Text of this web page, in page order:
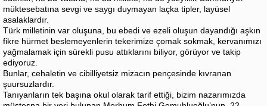
müktesebatına sevgi ve saygı duymayan laçka tipler, layüsel
asalaklardır.
Türk milletinin var oluşuna, bu ebedi ve ezeli oluşun dayandığı aşkın
fikre hürmet beslemeyenlerin tekerimize çomak sokmak, kervanımızı
yağmalamak için sürekli pusu attıklarını biliyor, görüyor ve takip
ediyoruz.
Bunlar, cehaletin ve cibilliyetsiz mizacın pençesinde kıvranan
şuursuzlardır.
Tanıyanların tek başına okul olarak tarif ettiği, bizim nazarımızda